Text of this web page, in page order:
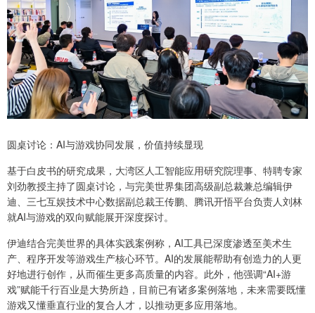
圆桌讨论：AI与游戏协同发展，价值持续显现
基于白皮书的研究成果，大湾区人工智能应用研究院理事、特聘专家
刘劲教授主持了圆桌讨论，与完美世界集团高级副总裁兼总编辑伊
迪、三七互娱技术中心数据副总裁王传鹏、腾讯开悟平台负责人刘林
就AI与游戏的双向赋能展开深度探讨。
伊迪结合完美世界的具体实践案例称，AI工具已深度渗透至美术生
产、程序开发等游戏生产核心环节。AI的发展能帮助有创造力的人更
好地进行创作，从而催生更多高质量的内容。此外，他强调“AI+游
戏”赋能千行百业是大势所趋，目前已有诸多案例落地，未来需要既懂
游戏又懂垂直行业的复合人才，以推动更多应用落地。